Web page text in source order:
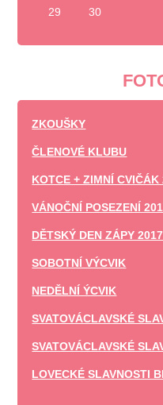
29 30
ZKOUŠKY
ČLENOVÉ KLUBU
KOTCE + ZIMNÍ CVIČÁK
VÁNOČNÍ POSEZENÍ
DĚTSKÝ DEN ZÁPY
SOBOTNÍ VÝCVIK
NEDĚLNÍ ÝCVIK
SVATOVÁCLAVSKÉ
SVATOVÁCLAVSKÉ
LOVECKÉ SLAVNOSTI